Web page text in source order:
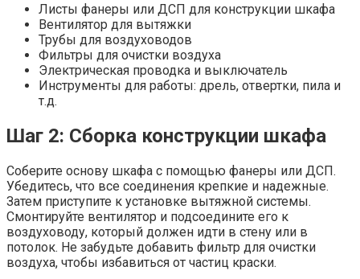
Листы фанеры или ДСП для конструкции шкафа
Вентилятор для вытяжки
Трубы для воздуховодов
Фильтры для очистки воздуха
Электрическая проводка и выключатель
Инструменты для работы: дрель, отвертки, пила и
т.д.
Шаг 2: Сборка конструкции шкафа
Соберите основу шкафа с помощью фанеры или ДСП.
Убедитесь, что все соединения крепкие и надежные.
Затем приступите к установке вытяжной системы.
Смонтируйте вентилятор и подсоедините его к
воздуховоду, который должен идти в стену или в
потолок. Не забудьте добавить фильтр для очистки
воздуха, чтобы избавиться от частиц краски.